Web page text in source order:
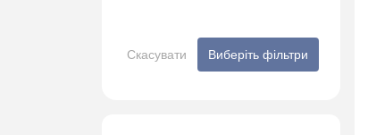
Скасувати Виберіть фільтри